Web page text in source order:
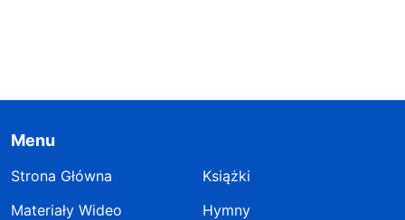
Menu
Strona Główna
Książki
Materiały Wideo
Hymny